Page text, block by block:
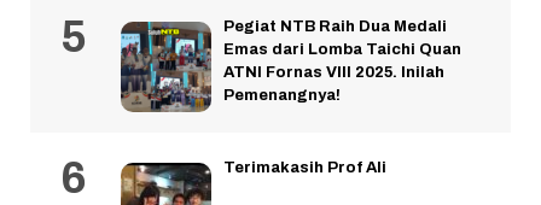
Pegiat NTB Raih Dua Medali
Emas dari Lomba Taichi Quan
ATNI Fornas VIII 2025. Inilah
Pemenangnya!
Terimakasih Prof Ali